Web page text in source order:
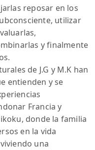
reposar en los
utilizar
y finalmente
de J.G y M.K han
entienden y se
Francia y
donde la familia
en la vida
una